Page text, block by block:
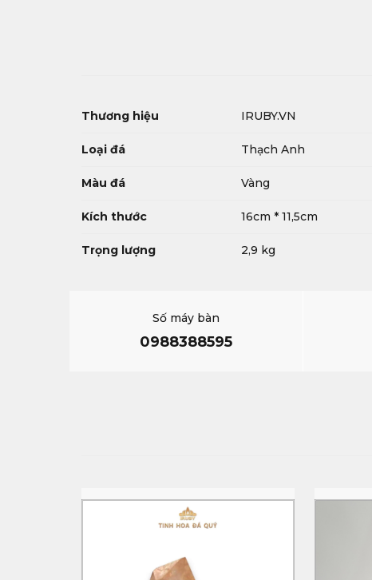
Thương hiệu IRUBY.VN
Loại đá Thạch Anh
Màu đá Vàng
Kích thước 16cm * 11,5cm
Trọng lượng 2,9 kg
Số máy bàn
0988388595